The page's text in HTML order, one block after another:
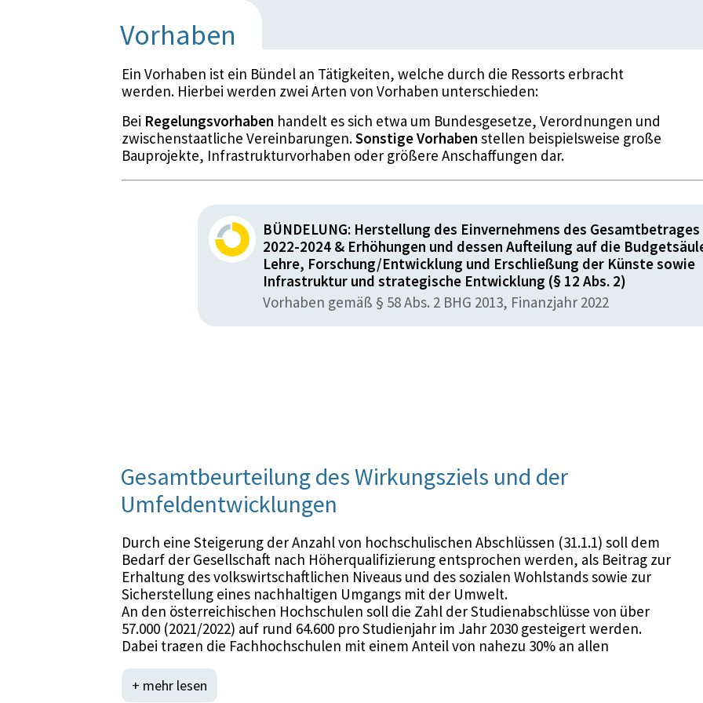
Vorhaben
Ein Vorhaben ist ein Bündel an Tätigkeiten, welche durch die Ressorts erbracht
werden. Hierbei werden zwei Arten von Vorhaben unterschieden:
Bei Regelungsvorhaben handelt es sich etwa um Bundesgesetze, Verordnungen und
zwischenstaatliche Vereinbarungen.Sonstige Vorhaben stellen beispielsweise große
Bauprojekte, Infrastrukturvorhaben oder größere Anschaffungen dar.
BÜNDELUNG: Herstellung des Einvernehmens des Gesamtbetrages
2022-2024 & Erhöhungen und dessen Aufteilung auf die
Lehre, Forschung/Entwicklung und Erschließung der Künste sowie
Infrastruktur und strategische Entwicklung (§ 12 Abs. 2)
Vorhaben gemäß § 58 Abs. 2 BHG 2013, Finanzjahr 2022
Gesamtbeurteilung des Wirkungsziels und der
Umfeldentwicklungen
Durch eine Steigerung der Anzahl von hochschulischen Abschlüssen (31.1.1) soll dem
Bedarf der Gesellschaft nach Höherqualifizierung entsprochen werden, als Beitrag zur
Erhaltung des volkswirtschaftlichen Niveaus und des sozialen Wohlstands sowie zur
Sicherstellung eines nachhaltigen Umgangs mit der Umwelt.
An den österreichischen Hochschulen soll die Zahl der Studienabschlüsse von über
57.000 (2021/2022) auf rund 64.600 pro Studienjahr im Jahr 2030 gesteigert werden.
Dabei tragen die Fachhochschulen mit einem Anteil von nahezu 30% an allen
setzt geeignete Maßnahmen voraus, die insbesondere die „Weiterentwicklung und
Umsetzung einer umfassenden Hochschulplanung, die Fortführung der
+ mehr lesen